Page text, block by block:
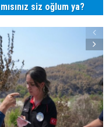
siz oğlum ya?